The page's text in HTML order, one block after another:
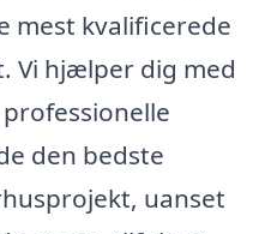
mest kvalificerede
Vi hjælper dig med
den bedste
uanset